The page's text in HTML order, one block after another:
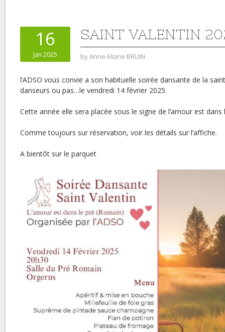
16
Jan 2025
SAINT VALENTIN
byAnne-Marie BRUIN
l’ADSO vous convie a son habituelle soirée dansante de la
danseurs ou pas…le vendredi 14 février 2025.
Cette année elle sera placée sous le signe de l’amour est
Comme toujours sur réservation, voir les détails sur l’affiche.
A bientôt sur le parquet